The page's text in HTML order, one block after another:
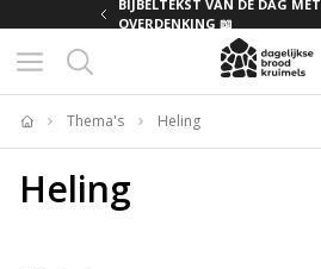
BIJBELTEKST VAN DE DAG MET
OVERDENKING 📖
Home
Thema's Heling
Heling